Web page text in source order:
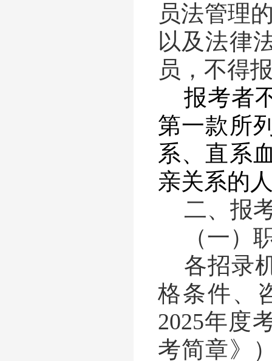
员法管理
以及法律
员，不得
报考者
第一款所
系、直系
亲关系的
二、报
（一）
各招录
格条件、
2025年度
考简章》